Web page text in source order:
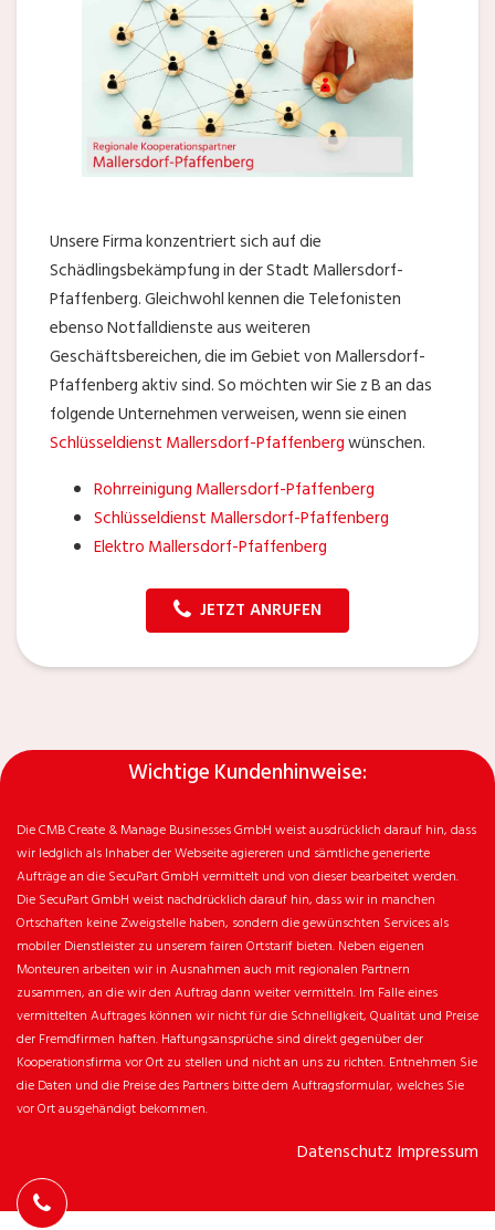
Unsere Firma konzentriert sich auf die
Schädlingsbekämpfung in der Stadt Mallersdorf-
Pfaffenberg. Gleichwohl kennen die Telefonisten
ebenso Notfalldienste aus weiteren
Geschäftsbereichen, die im Gebiet von Mallersdorf-
Pfaffenberg aktiv sind. So möchten wir Sie z B an das
folgende Unternehmen verweisen, wenn sie einen
Schlüsseldienst Mallersdorf-Pfaffenbergwünschen.
Rohrreinigung Mallersdorf-Pfaffenberg
Schlüsseldienst Mallersdorf-Pfaffenberg
Elektro Mallersdorf-Pfaffenberg
JETZT ANRUFEN
Wichtige Kundenhinweise:
Die CMB Create & Manage Businesses GmbH weist ausdrücklich darauf hin, dass
wir ledglich als Inhaber der Webseite agiereren und sämtliche generierte
Aufträge an die SecuPart GmbH vermittelt und von dieser bearbeitet werden.
Die SecuPart GmbH weist nachdrücklich darauf hin, dass wir in manchen
Ortschaften keine Zweigstelle haben, sondern die gewünschten Services als
mobiler Dienstleister zu unserem fairen Ortstarif bieten. Neben eigenen
Monteuren arbeiten wir in Ausnahmen auch mit regionalen Partnern
zusammen, an die wir den Auftrag dann weiter vermitteln. Im Falle eines
vermittelten Auftrages können wir nicht für die Schnelligkeit, Qualität und Preise
der Fremdfirmen haften. Haftungsansprüche sind direkt gegenüber der
Kooperationsfirma vor Ort zu stellen und nicht an uns zu richten. Entnehmen Sie
die Daten und die Preise des Partners bitte dem Auftragsformular, welches Sie
vor Ort ausgehändigt bekommen.
Datenschutz Impressum